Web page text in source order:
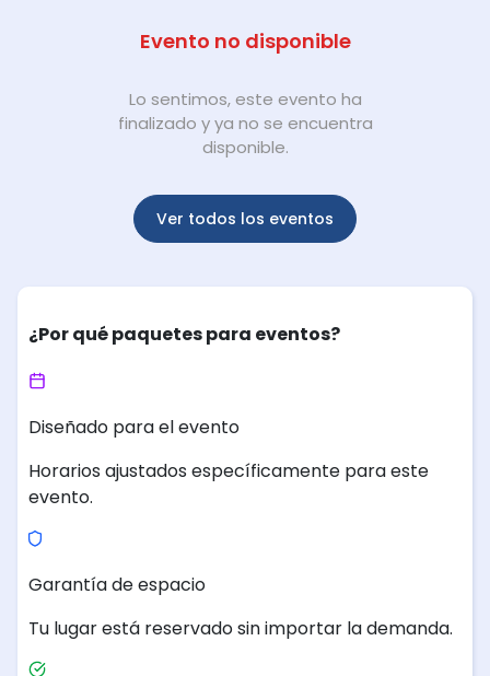
Evento no disponible
Lo sentimos, este evento ha
finalizado y ya no se encuentra
disponible.
Ver todos los eventos
¿Por qué paquetes para eventos?
Diseñado para el evento
Horarios ajustados específicamente para este
evento.
Garantía de espacio
Tu lugar está reservado sin importar la demanda.